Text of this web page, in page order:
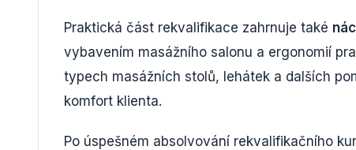
Praktická část rekvalifikace zahrnuje také
vybavením masážního salonu a ergonomií
typech masážních stolů, lehátek a dalších
komfort klienta.
Po úspešném absolvování rekvalifikačního